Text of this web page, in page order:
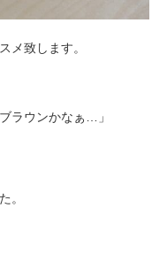
メ致します。
ラウンかなぁ…」
。